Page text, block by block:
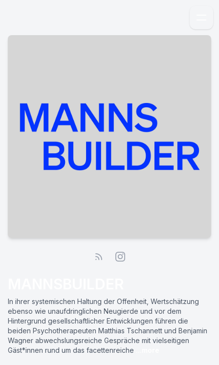
In ihrer systemischen Haltung der Offenheit, Wertschätzung
ebenso wie unaufdringlichen Neugierde und vor dem
Hintergrund gesellschaftlicher Entwicklungen führen die
beiden Psychotherapeuten Matthias Tschannett und Benjamin
Wagner abwechslungsreiche Gespräche mit vielseitigen
Gäst*innen rund um das facettenreiche